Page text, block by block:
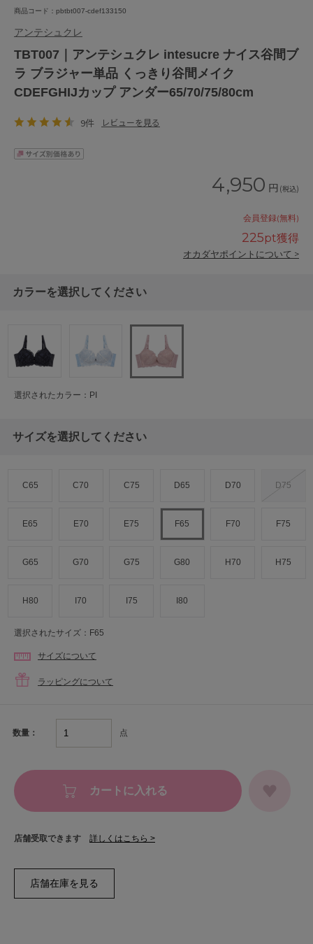
商品コード：pbtbt007-cdef133150
アンテシュクレ
TBT007｜アンテシュクレ intesucre ナイス谷間ブ
ラ ブラジャー単品 くっきり谷間メイク
CDEFGHIJカップ アンダー65/70/75/80cm
9件 レビューを見る
4,950 円 (税込)
会員登録(無料)
225pt獲得
オカダヤポイントについて >
カラーを選択してください
選択されたカラー：PI
サイズを選択してください
C65 C70 C75 D65 D70 D75
E65 E70 E75 F65 F70 F75
G65 G70 G75 G80 H70 H75
H80 I70 I75 I80
選択されたサイズ：F65
サイズについて
ラッピングについて
数量： 点
カートに入れる
店舗受取できます 詳しくはこちら >